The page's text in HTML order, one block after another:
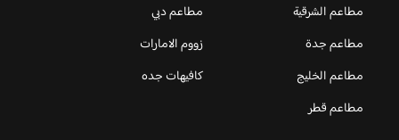
مطاعم الشرقية
مطاعم دبي
مطاعم جدة
زووم الامارات
مطاعم الخليج
كافيهات جده
مطاعم قطر